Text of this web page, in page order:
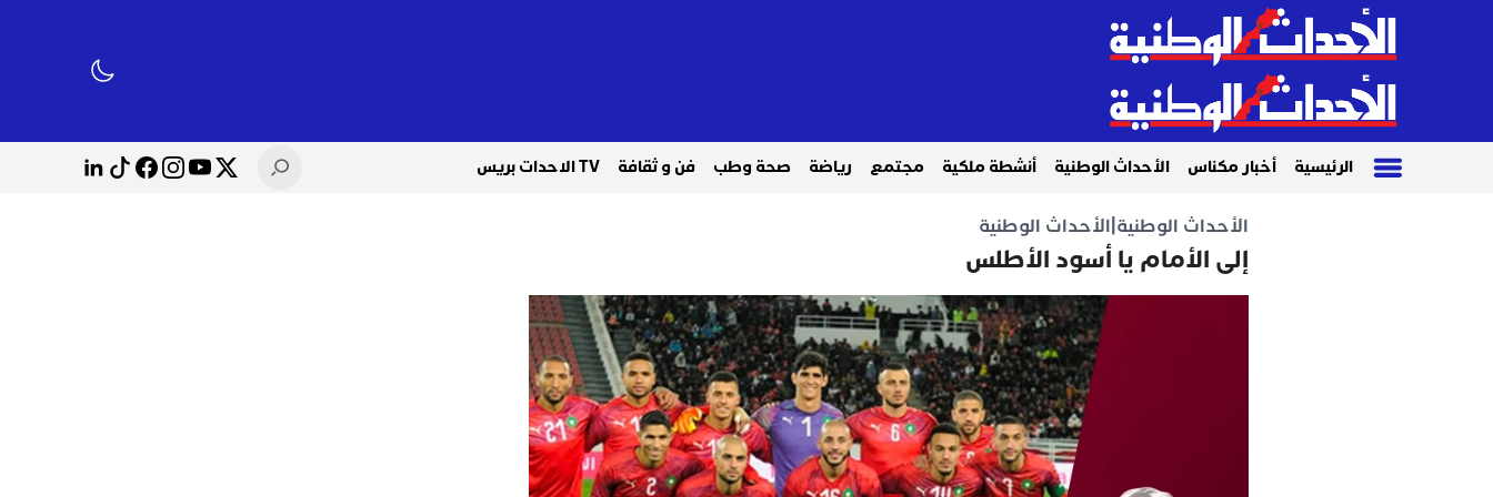
الرئيسية أخبار مكناس الأحداث الوطنية أنشطة ملكية مجتمع رياضة صحة وطب فن و ثقافة TV الاحدات بريس
الأحداث الوطنية الأحداث الوطنية
إلى الأمام يا أسود الأطلس